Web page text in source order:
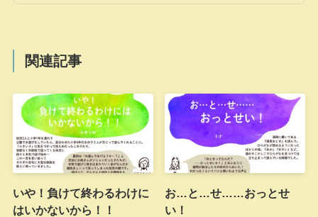
関連記事
いや！負けて終わるわけに
はいかないから！！
お…と…せ……おっとせ
い！